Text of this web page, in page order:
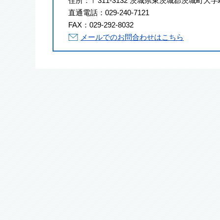
直通電話： 029-240-7121
FAX： 029-292-8032
メールでのお問合わせはこちら